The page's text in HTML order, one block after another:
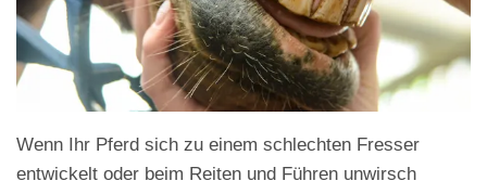
Wenn Ihr Pferd sich zu einem schlechten Fresser
entwickelt oder beim Reiten und Führen unwirsch